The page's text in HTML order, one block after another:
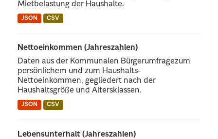
Mietbelastung der Haushalte.
JSON CSV
Nettoeinkommen (Jahreszahlen)
Daten aus der Kommunalen Bürgerumfragezum
persönlichem und zum Haushalts-
Nettoeinkommen, gegliedert nach der
Haushaltsgröße und Altersklassen.
JSON CSV
Lebensunterhalt (Jahreszahlen)